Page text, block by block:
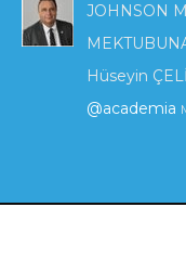
JOHNSON
Hüseyin
@academia
_İLGİSİ_.pdf